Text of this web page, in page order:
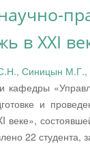
в XXI
Синицын
кафедры
и
веке»,
22 студента,